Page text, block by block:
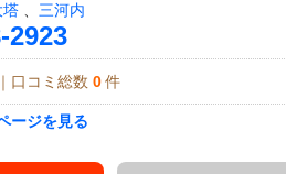
塔 、 三河内
2923
口コミ総数 0 件
ージを見る